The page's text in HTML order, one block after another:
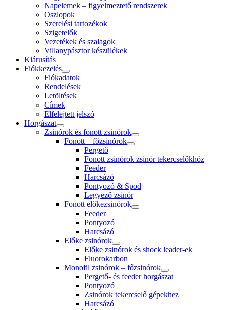
Napelemek – figyelmeztető rendszerek
Oszlopok
Szerelési tartozékok
Szigetelők
Vezetékek és szalagok
Villanypásztor készülékek
Kiárusítás
Fiókkezelés
Fiókadatok
Rendelések
Letöltések
Címek
Elfelejtett jelszó
Horgászat
Zsinórok és fonott zsinórok
Fonott – főzsinórok
Pergető
Fonott zsinórok zsinór tekercselőkhöz
Feeder
Harcsázó
Pontyozó & Spod
Legyező zsinór
Fonott előkezsinórok
Feeder
Pontyozó
Harcsázó
Előke zsinórok
Előke zsinórok és shock leader-ek
Fluorokarbon
Monofil zsinórok – főzsinórok
Pergető- és feeder horgászat
Pontyozó
Zsinórok tekercselő gépekhez
Harcsázó